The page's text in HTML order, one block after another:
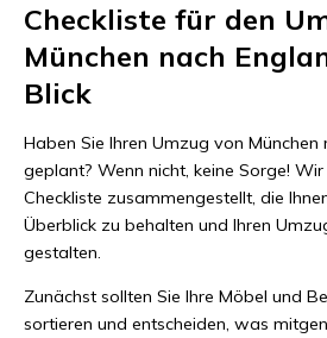
Checkliste für den
München nach
Blick
Haben Sie Ihren Umzug von München
geplant? Wenn nicht, keine Sorge!
Checkliste zusammengestellt, die
Überblick zu behalten und Ihren
gestalten.
Zunächst sollten Sie Ihre Möbel und
sortieren und entscheiden, was